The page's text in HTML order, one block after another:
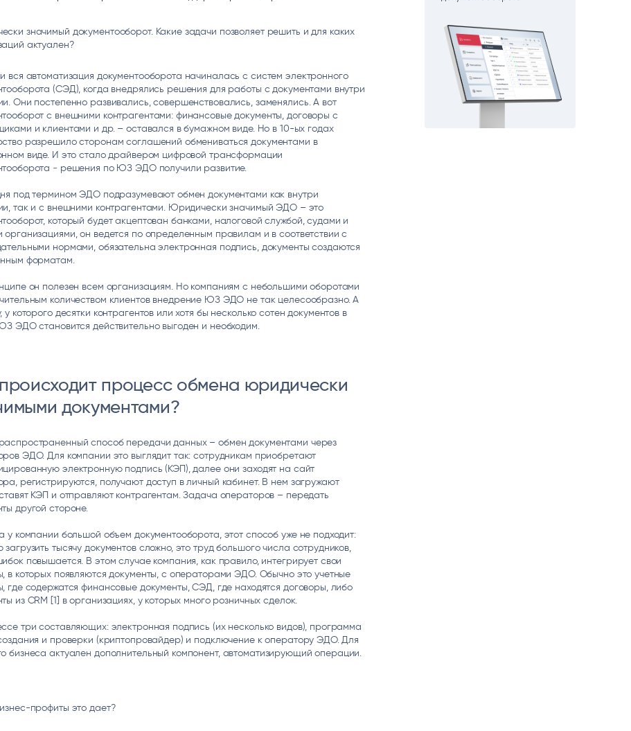
ТЕКСТА
ДЕЯТЕЛЬНОСТИ
РАСПОЗНАВАНИЕ ДАННЫХ
значимый документооборот. Какие задачи позволяет решить и для каких
актуален?
вся автоматизация документооборота начиналась с систем электронного
(СЭД), когда внедрялись решения для работы с документами внутри
Они постепенно развивались, совершенствовались, заменялись. А вот
с внешними контрагентами: финансовые документы, договоры с
и клиентами и др. – оставался в бумажном виде. Но в 10-ых годах
разрешило сторонам соглашений обмениваться документами в
виде. И это стало драйвером цифровой трансформации
‒ решения по ЮЗ ЭДО получили развитие.
под термином ЭДО подразумевают обмен документами как внутри
так и с внешними контрагентами. Юридически значимый ЭДО – это
который будет акцептован банками, налоговой службой, судами и
организациями, он ведется по определенным правилам и в соответствии с
нормами, обязательна электронная подпись, документы создаются
форматам.
он полезен всем организациям. Но компаниям с небольшими оборотами
количеством клиентов внедрение ЮЗ ЭДО не так целесообразно. А
у которого десятки контрагентов или хотя бы несколько сотен документов в
ЭДО становится действительно выгоден и необходим.
процесс обмена юридически
документами?
способ передачи данных – обмен документами через
ЭДО. Для компании это выглядит так: сотрудникам приобретают
электронную подпись (КЭП), далее они заходят на сайт
регистрируются, получают доступ в личный кабинет. В нем загружают
КЭП и отправляют контрагентам. Задача операторов – передать
другой стороне.
у компании большой объем документооборота, этот способ уже не подходит:
загрузить тысячу документов сложно, это труд большого числа сотрудников,
повышается. В этом случае компания, как правило, интегрирует свои
в которых появляются документы, с операторами ЭДО. Обычно это учетные
где содержатся финансовые документы, СЭД, где находятся договоры, либо
из CRM [1] в организациях, у которых много розничных сделок.
три составляющих: электронная подпись (их несколько видов), программа
и проверки (криптопровайдер) и подключение к оператору ЭДО. Для
бизнеса актуален дополнительный компонент, автоматизирующий операции.
профиты это дает?